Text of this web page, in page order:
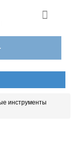
инструменты